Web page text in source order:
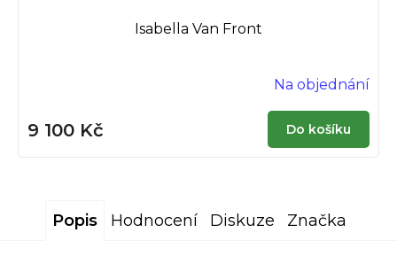
Isabella Van Front
Na objednání
9 100 Kč Do košíku
Popis Hodnocení Diskuze Značka